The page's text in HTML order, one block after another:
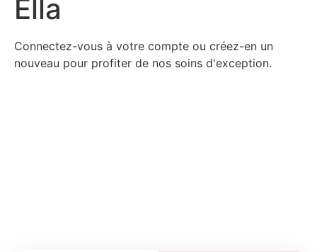
Ella
Connectez-vous à votre compte ou créez-en un
nouveau pour profiter de nos soins d'exception.